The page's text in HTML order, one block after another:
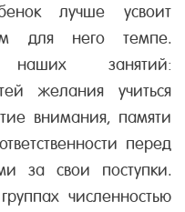
лучше усвоит
для него темпе.
занятий:
желания учиться
внимания, памяти
перед
за свои поступки.
численностью